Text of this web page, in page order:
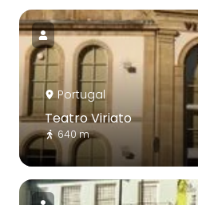
Portugal
Teatro Viriato
640 m